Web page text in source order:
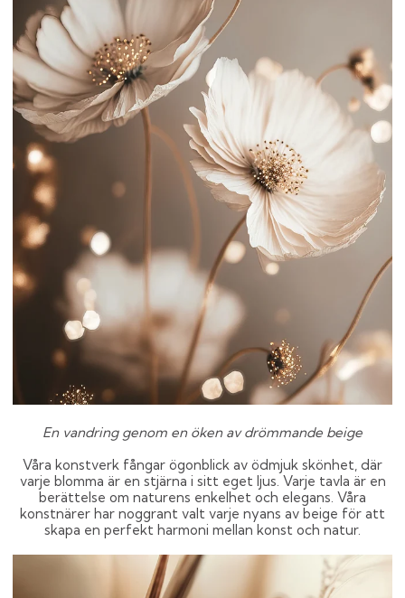
En vandring genom en öken av drömmande beige
Våra konstverk fångar ögonblick av ödmjuk skönhet, där
varje blomma är en stjärna i sitt eget ljus. Varje tavla är en
berättelse om naturens enkelhet och elegans. Våra
konstnärer har noggrant valt varje nyans av beige för att
skapa en perfekt harmoni mellan konst och natur.